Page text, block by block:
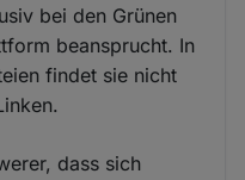
bei den Grünen
beansprucht. In
findet sie nicht
dass sich